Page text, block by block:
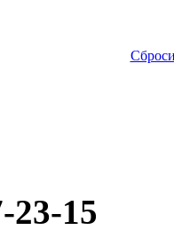
23-15